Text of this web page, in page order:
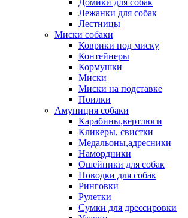
Домики для собак
Лежанки для собак
Лестницы
Миски собаки
Коврики под миску
Контейнеры
Кормушки
Миски
Миски на подставке
Поилки
Амуниция собаки
Карабины,вертлюги
Кликеры, свистки
Медальоны,адресники
Намордники
Ошейники для собак
Поводки для собак
Ринговки
Рулетки
Сумки для дрессировки